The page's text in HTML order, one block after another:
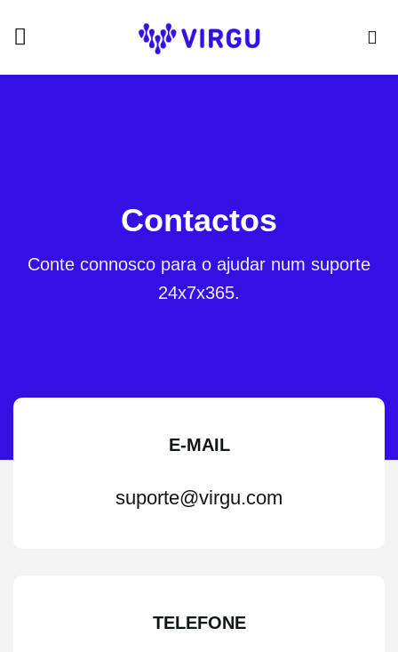
Contactos
Conte connosco para o ajudar num suporte
24x7x365.
E-MAIL
suporte@virgu.com
TELEFONE